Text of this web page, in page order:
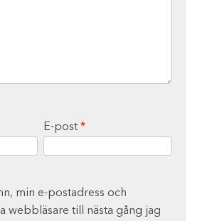
E-post *
min e-postadress och
webbläsare till nästa gång jag